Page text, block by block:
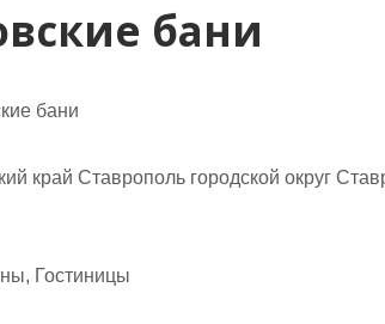
бани
бани
край Ставрополь городской округ
Гостиницы